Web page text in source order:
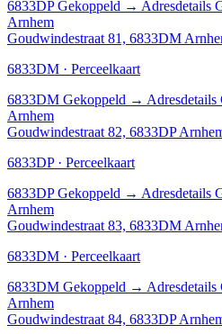
6833DP Gekoppeld → Adresdetails
Arnhem
Goudwindestraat 81, 6833DM
6833DM · Perceelkaart
6833DM Gekoppeld →
Arnhem
Goudwindestraat 82, 6833DP
6833DP · Perceelkaart
6833DP Gekoppeld → Adresdetails
Arnhem
Goudwindestraat 83, 6833DM
6833DM · Perceelkaart
6833DM Gekoppeld →
Arnhem
Goudwindestraat 84, 6833DP